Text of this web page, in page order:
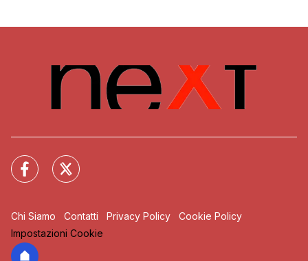
Chi Siamo Contatti Privacy Policy
Cookie Policy
Impostazioni Cookie